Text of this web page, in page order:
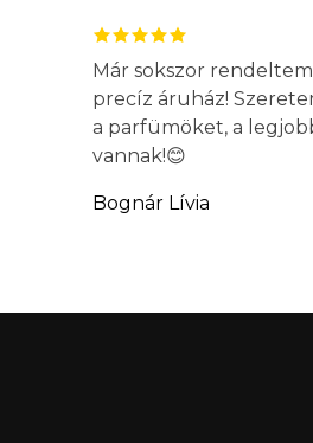
Már sokszor
precíz áruház!
a parfümöket, a
vannak!😊
Bognár Lívia